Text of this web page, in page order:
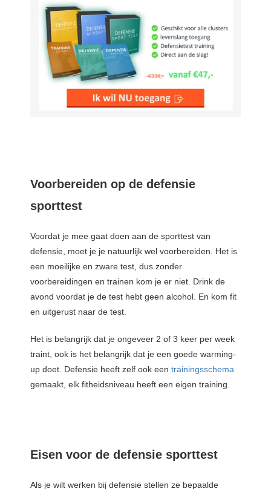
Voorbereiden op de defensie
sporttest
Voordat je mee gaat doen aan de sporttest van
defensie, moet je je natuurlijk wel voorbereiden. Het is
een moeilijke en zware test, dus zonder
voorbereidingen en trainen kom je er niet. Drink de
avond voordat je de test hebt geen alcohol. En kom fit
en uitgerust naar de test.
Het is belangrijk dat je ongeveer 2 of 3 keer per week
traint, ook is het belangrijk dat je een goede warming-
up doet. Defensie heeft zelf ook een trainingsschema
gemaakt, elk fitheidsniveau heeft een eigen training.
Eisen voor de defensie sporttest
Als je wilt werken bij defensie stellen ze bepaalde